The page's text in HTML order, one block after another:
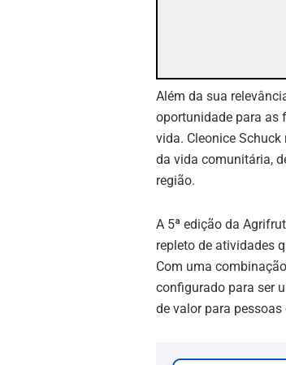
Além da sua
oportunidade para as
vida. Cleonice
da vida comunitária,
região.
A 5ª edição da
repleto de atividades
Com uma
configurado para ser
de valor para